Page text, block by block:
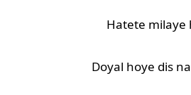
Hatete milaye
Doyal hoye dis